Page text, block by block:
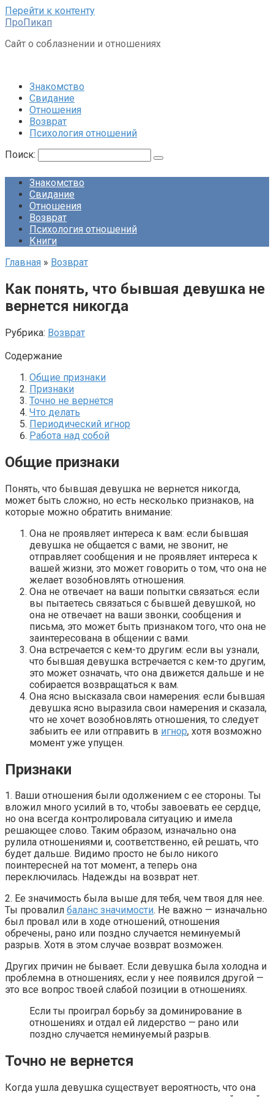
Перейти к контенту
ПроПикап
Сайт о соблазнении и отношениях
Знакомство
Свидание
Отношения
Возврат
Психология отношений
Поиск:
Знакомство
Свидание
Отношения
Возврат
Психология отношений
Книги
Главная » Возврат
Как понять, что бывшая девушка не
вернется никогда
Рубрика: Возврат
Содержание
Общие признаки
Признаки
Точно не вернется
Что делать
Периодический игнор
Работа над собой
Общие признаки
Понять, что бывшая девушка не вернется никогда,
может быть сложно, но есть несколько признаков, на
которые можно обратить внимание:
Она не проявляет интереса к вам: если бывшая
девушка не общается с вами, не звонит, не
отправляет сообщения и не проявляет интереса к
вашей жизни, это может говорить о том, что она не
желает возобновлять отношения.
Она не отвечает на ваши попытки связаться: если
вы пытаетесь связаться с бывшей девушкой, но
она не отвечает на ваши звонки, сообщения и
письма, это может быть признаком того, что она не
заинтересована в общении с вами.
Она встречается с кем-то другим: если вы узнали,
что бывшая девушка встречается с кем-то другим,
это может означать, что она движется дальше и не
собирается возвращаться к вам.
Она ясно высказала свои намерения: если бывшая
девушка ясно выразила свои намерения и сказала,
что не хочет возобновлять отношения, то следует
забыить ее или отправить в игнор, хотя возможно
момент уже упущен.
Признаки
1. Ваши отношения были одолжением с ее стороны. Ты
вложил много усилий в то, чтобы завоевать ее сердце,
но она всегда контролировала ситуацию и имела
решающее слово. Таким образом, изначально она
рулила отношениями и, соответственно, ей решать, что
будет дальше. Видимо просто не было никого
поинтересней на тот момент, а теперь она
переключилась. Надежды на возврат нет.
2. Ее значимость была выше для тебя, чем твоя для нее.
Ты провалил баланс значимости. Не важно — изначально
был провал или в ходе отношений, отношения
обречены, рано или поздно случается неминуемый
разрыв. Хотя в этом случае возврат возможен.
Других причин не бывает. Если девушка была холодна и
проблемна в отношениях, если у нее появился другой —
это все вопрос твоей слабой позиции в отношениях.
Если ты проиграл борьбу за доминирование в
отношениях и отдал ей лидерство — рано или
поздно случается неминуемый разрыв.
Точно не вернется
Когда ушла девушка существует вероятность, что она